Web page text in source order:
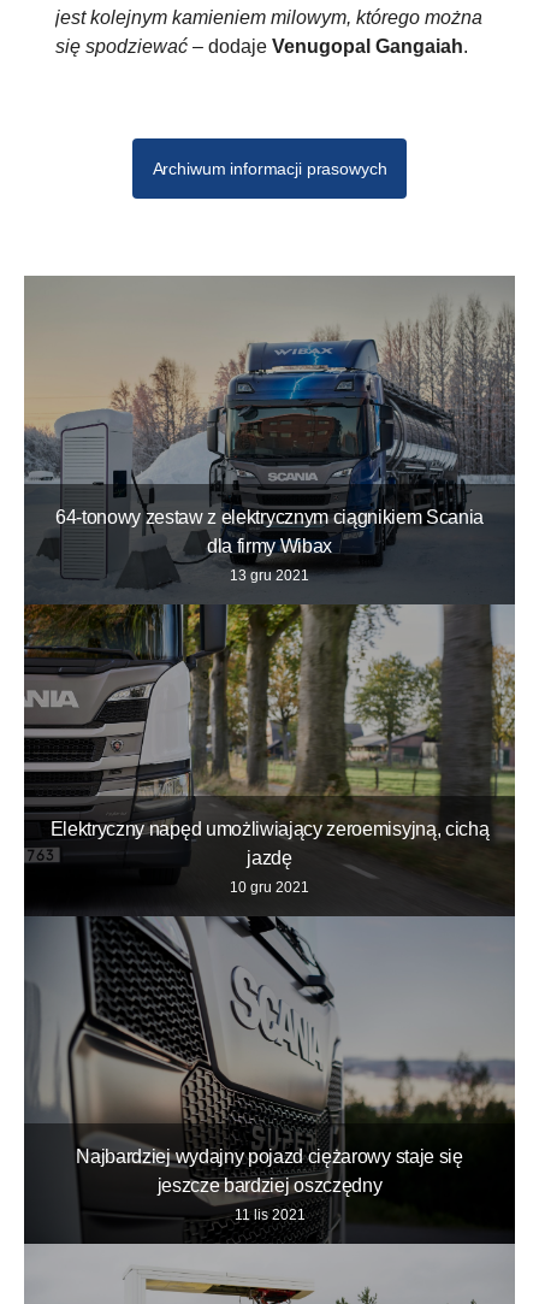
jest kolejnym kamieniem milowym, którego można
się spodziewać – dodaje Venugopal Gangaiah.
Archiwum informacji prasowych
64-tonowy zestaw z elektrycznym ciągnikiem Scania
dla firmy Wibax
13 gru 2021
Elektryczny napęd umożliwiający zeroemisyjną, cichą
jazdę
10 gru 2021
Najbardziej wydajny pojazd ciężarowy staje się
jeszcze bardziej oszczędny
11 lis 2021